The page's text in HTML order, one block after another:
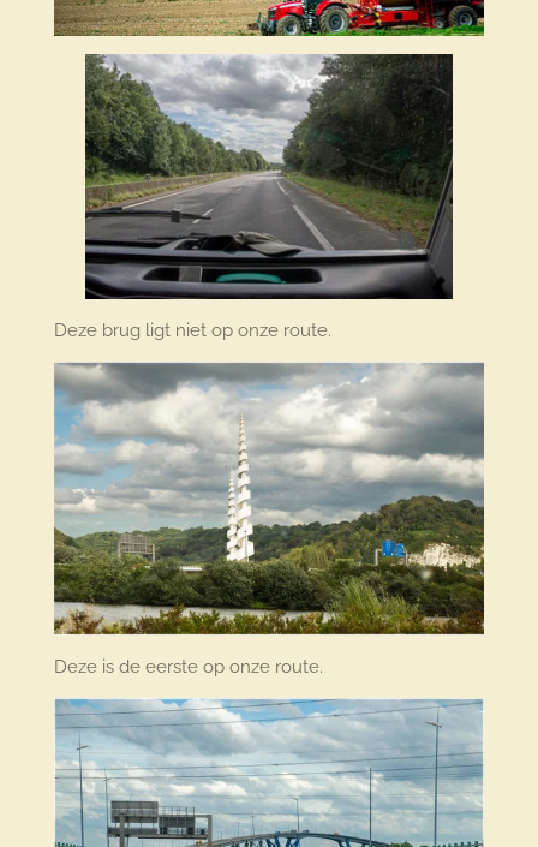
Deze brug ligt niet op onze route.
Deze is de eerste op onze route.